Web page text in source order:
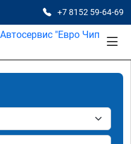
+7 8152 59-64-69